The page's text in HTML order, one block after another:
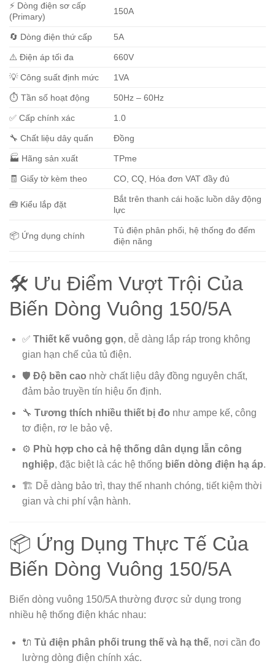
⚡ Dòng điện sơ cấp
(Primary)
150A
🔄 Dòng điện thứ cấp 5A
⚠️ Điện áp tối đa 660V
💡 Công suất định mức 1VA
⏱️ Tần số hoạt động 50Hz – 60Hz
✅ Cấp chính xác 1.0
🔧 Chất liệu dây quấn Đồng
🏭 Hãng sản xuất TPme
🧾 Giấy tờ kèm theo CO, CQ, Hóa đơn VAT đầy đủ
🧰 Kiểu lắp đặt
Bắt trên thanh cái hoặc luồn dây động
lực
📦 Ứng dụng chính
Tủ điện phân phối, hệ thống đo đếm
điện năng
🛠️ Ưu Điểm Vượt Trội Của
Biến Dòng Vuông 150/5A
✅ Thiết kế vuông gọn, dễ dàng lắp ráp trong không
gian hạn chế của tủ điện.
🛡️ Độ bền cao nhờ chất liệu dây đồng nguyên chất,
đảm bảo truyền tín hiệu ổn định.
🔧 Tương thích nhiều thiết bị đo như ampe kế, công
tơ điện, rơ le bảo vệ.
⚙️ Phù hợp cho cả hệ thống dân dụng lẫn công
nghiệp, đặc biệt là các hệ thống biến dòng điện hạ áp.
🏗️ Dễ dàng bảo trì, thay thế nhanh chóng, tiết kiệm thời
gian và chi phí vận hành.
📦 Ứng Dụng Thực Tế Của
Biến Dòng Vuông 150/5A
Biến dòng vuông 150/5A thường được sử dụng trong
nhiều hệ thống điện khác nhau:
🔌 Tủ điện phân phối trung thế và hạ thế, nơi cần đo
lường dòng điện chính xác.